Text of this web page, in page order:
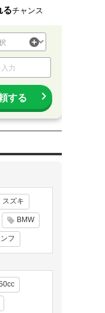
るチャンス
する
スズキ
BMW
フ